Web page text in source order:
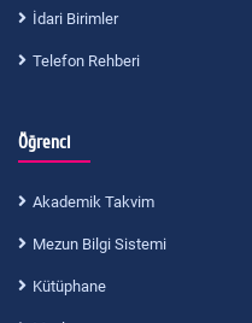
İdari Birimler
Telefon Rehberi
Öğrenci
Akademik Takvim
Mezun Bilgi Sistemi
Kütüphane